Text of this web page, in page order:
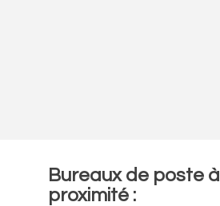
Bureaux de poste à
proximité :